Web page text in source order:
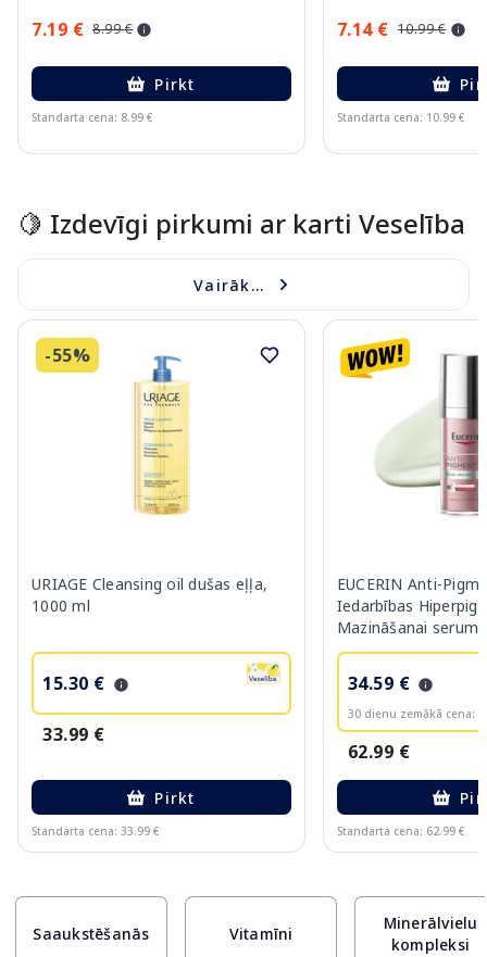
7.19 € 8.99 €
Pirkt
Standarta cena: 8.99 €
7.14 € 10.99 €
Standarta cena: 10.99 €
🍋 Izdevīgi pirkumi ar karti Veselība
Vairāk...
-55%
URIAGE Cleansing oil dušas eļļa,
1000 ml
15.30 €
33.99 €
Pirkt
Standarta cena: 33.99 €
EUCERIN Anti-
Iedarbības
Mazināšanai
34.59 €
30 dienu zemākā cena:
62.99 €
Standarta cena: 62.99 €
Saaukstēšanās Vitamīni
Minerālvielu
kompleksi